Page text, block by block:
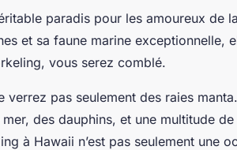
paradis pour les amoureux de
et sa faune marine exceptionnelle,
vous serez comblé.
verrez pas seulement des raies
des dauphins, et une multitude
à Hawaii n’est pas seulement une